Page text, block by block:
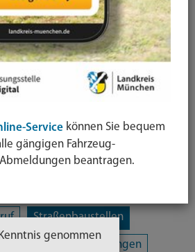
Bauen und Wohnen
Chancengleichheit
Jugendhilfeplanung
Straßenbaustellen
Veranstaltungen
Service können Sie bequem
gängigen Fahrzeug-
beantragen.
genommen